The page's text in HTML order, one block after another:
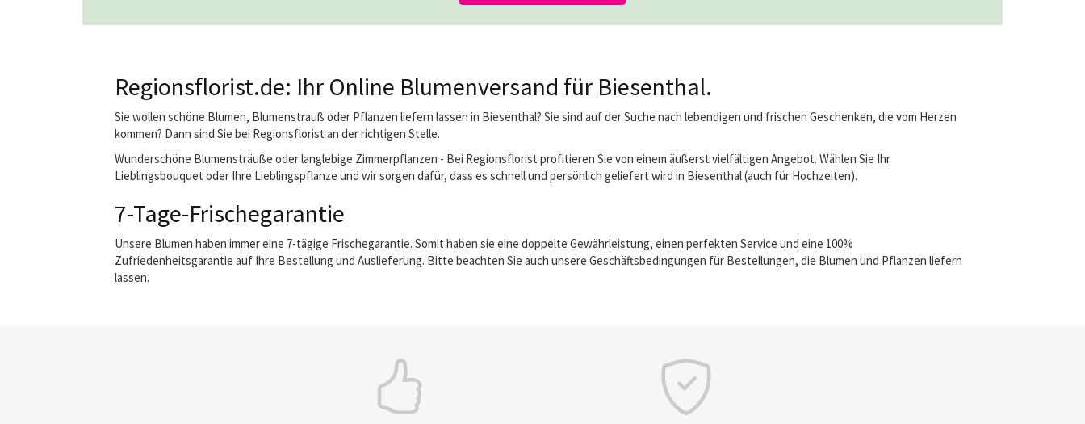
Regionsflorist.de: Ihr Online Blumenversand für Biesenthal.
Sie wollen schöne Blumen, Blumenstrauß oder Pflanzen liefern lassen in Biesenthal? Sie sind auf der Suche nach lebendigen und frischen Geschenken, die vom Herzen
kommen? Dann sind Sie bei Regionsflorist an der richtigen Stelle.
Wunderschöne Blumensträuße oder langlebige Zimmerpflanzen - Bei Regionsflorist profitieren Sie von einem äußerst vielfältigen Angebot. Wählen Sie Ihr
Lieblingsbouquet oder Ihre Lieblingspflanze und wir sorgen dafür, dass es schnell und persönlich geliefert wird in Biesenthal (auch für Hochzeiten).
7-Tage-Frischegarantie
Unsere Blumen haben immer eine 7-tägige Frischegarantie. Somit haben sie eine doppelte Gewährleistung, einen perfekten Service und eine 100%
Zufriedenheitsgarantie auf Ihre Bestellung und Auslieferung. Bitte beachten Sie auch unsere Geschäftsbedingungen für Bestellungen, die Blumen und Pflanzen liefern
lassen.